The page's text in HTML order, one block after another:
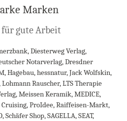
Marken
für gute Arbeit
Diesterweg Verlag,
Notarverlag, Dresdner
Hagebau, hessnatur, Jack Wolfskin,
Rauscher, LTS Therapie
Meissen Keramik, MEDICE,
Cruising, ProIdee, Raiffeisen-Markt,
Shop, SAGELLA, SEAT,